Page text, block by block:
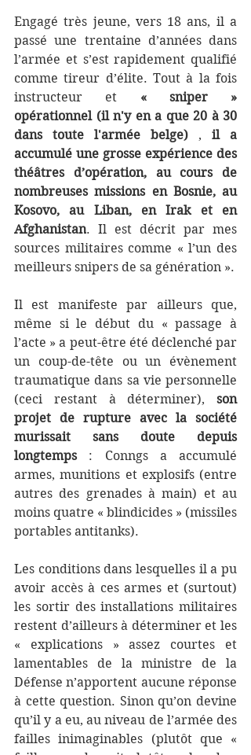
Engagé très jeune, vers 18 ans, il a
passé une trentaine d’années dans
l’armée et s’est rapidement qualifié
comme tireur d’élite. Tout à la fois
instructeur et « sniper »
opérationnel (il n'y en a que 20 à 30
dans toute l'armée belge) , il a
accumulé une grosse expérience des
théâtres d’opération, au cours de
nombreuses missions en Bosnie, au
Kosovo, au Liban, en Irak et en
Afghanistan. Il est décrit par mes
sources militaires comme « l’un des
meilleurs snipers de sa génération ».
Il est manifeste par ailleurs que,
même si le début du « passage à
l’acte » a peut-être été déclenché par
un coup-de-tête ou un évènement
traumatique dans sa vie personnelle
(ceci restant à déterminer), son
projet de rupture avec la société
murissait sans doute depuis
longtemps : Conngs a accumulé
armes, munitions et explosifs (entre
autres des grenades à main) et au
moins quatre « blindicides » (missiles
portables antitanks).
Les conditions dans lesquelles il a pu
avoir accès à ces armes et (surtout)
les sortir des installations militaires
restent d’ailleurs à déterminer et les
« explications » assez courtes et
lamentables de la ministre de la
Défense n’apportent aucune réponse
à cette question. Sinon qu’on devine
qu’il y a eu, au niveau de l’armée des
failles inimaginables (plutôt que «